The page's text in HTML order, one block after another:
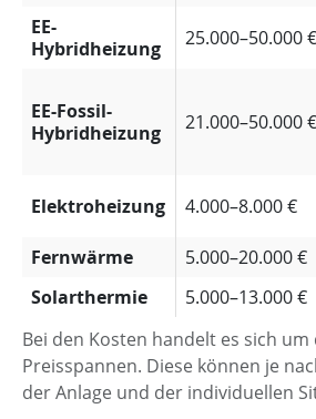
Bei den Kosten handelt es sich
Preisspannen. Diese können je
der Anlage und der individuellen
EE-
Hybridheizung
25.000–50.000 €
EE-Fossil-
Hybridheizung
21.000–50.000 €
Elektroheizung 4.000–8.000 €
Fernwärme
5.000–20.000 €
Solarthermie
5.000–13.000 €